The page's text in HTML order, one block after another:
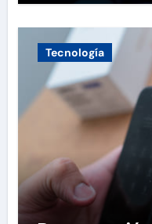
Tecnología